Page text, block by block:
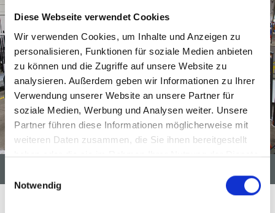
Diese Webseite verwendet Cookies
Wir verwenden Cookies, um Inhalte und Anzeigen zu
personalisieren, Funktionen für soziale Medien anbieten
zu können und die Zugriffe auf unsere Website zu
analysieren. Außerdem geben wir Informationen zu Ihrer
Verwendung unserer Website an unsere Partner für
soziale Medien, Werbung und Analysen weiter. Unsere
Partner führen diese Informationen möglicherweise mit
weiteren Daten zusammen, die Sie ihnen bereitgestellt
haben oder die sie im Rahmen Ihrer Nutzung der Dienste
Notwendig